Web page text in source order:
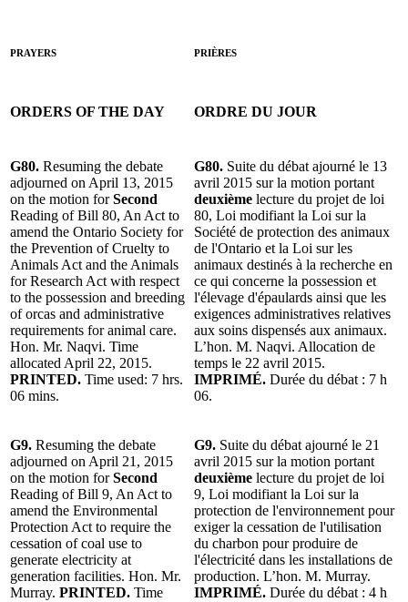
PRAYERS PRIÈRES
ORDERS OF THE DAY ORDRE DU JOUR
G80. Resuming the debate
adjourned on April 13, 2015
on the motion forSecond
Reading of Bill 80, An Act to
amend the Ontario Society for
the Prevention of Cruelty to
Animals Act and the Animals
for Research Act with respect
to the possession and breeding
of orcas and administrative
requirements for animal care.
Hon. Mr. Naqvi. Time
allocated April 22, 2015.
PRINTED. Time used: 7 hrs.
06 mins.
G80. Suite du débat ajourné le 13
avril 2015 sur la motion portant
deuxième lecture du projet de loi
80, Loi modifiant la Loi sur la
Société de protection des animaux
de l'Ontario et la Loi sur les
animaux destinés à la recherche en
ce qui concerne la possession et
l'élevage d'épaulards ainsi que les
exigences administratives relatives
aux soins dispensés aux animaux.
L’hon. M. Naqvi. Allocation de
temps le 22 avril 2015.
IMPRIMÉ. Durée du débat : 7 h
06.
G9. Resuming the debate
adjourned on April 21, 2015
on the motion forSecond
Reading of Bill 9, An Act to
amend the Environmental
Protection Act to require the
cessation of coal use to
generate electricity at
generation facilities. Hon. Mr.
Murray. PRINTED. Time
G9. Suite du débat ajourné le 21
avril 2015 sur la motion portant
deuxième lecture du projet de loi
9, Loi modifiant la Loi sur la
protection de l'environnement pour
exiger la cessation de l'utilisation
du charbon pour produire de
l'électricité dans les installations de
production. L’hon. M. Murray.
IMPRIMÉ. Durée du débat : 4 h